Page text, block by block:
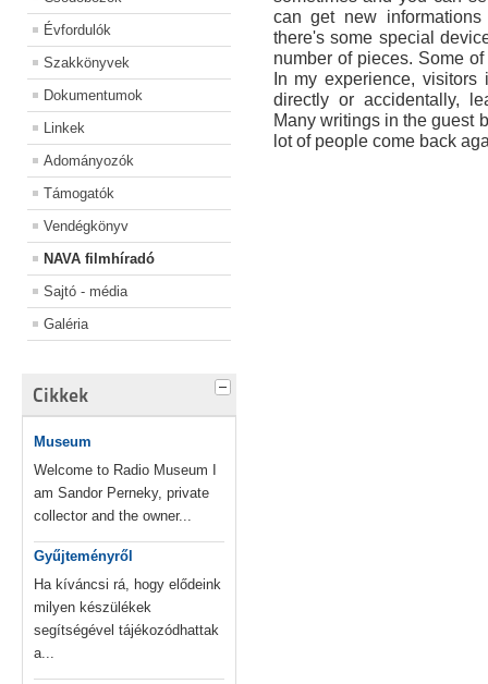
Évfordulók
Szakkönyvek
Dokumentumok
Linkek
Adományozók
Támogatók
Vendégkönyv
NAVA filmhíradó
Sajtó - média
Galéria
Cikkek
Museum
Welcome to Radio Museum I
am Sandor Perneky, private
collector and the owner...
Gyűjteményről
Ha kíváncsi rá, hogy elődeink
milyen készülékek
segítségével tájékozódhattak
a...
can get new
there's some special
number of pieces. Some
In my experience,
directly or accidentally,
Many writings in the guest
lot of people come back